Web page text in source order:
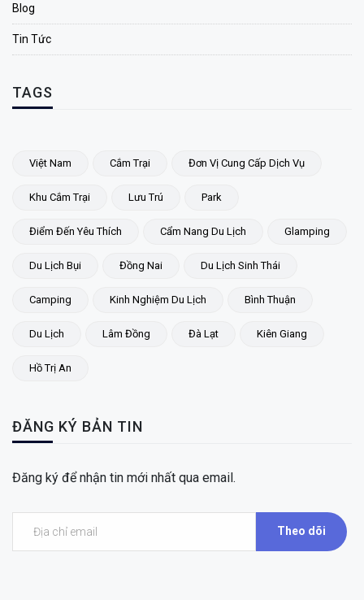
Blog
Tin Tức
TAGS
Việt Nam Cắm Trại Đơn Vị Cung Cấp Dịch Vụ
Khu Cắm Trại Lưu Trú Park
Điểm Đến Yêu Thích Cẩm Nang Du Lịch Glamping
Du Lịch Bụi Đồng Nai Du Lịch Sinh Thái
Camping Kinh Nghiệm Du Lịch Bình Thuận
Du Lịch Lâm Đồng Đà Lạt Kiên Giang
Hồ Trị An
ĐĂNG KÝ BẢN TIN
Đăng ký để nhận tin mới nhất qua email.
Theo dõi